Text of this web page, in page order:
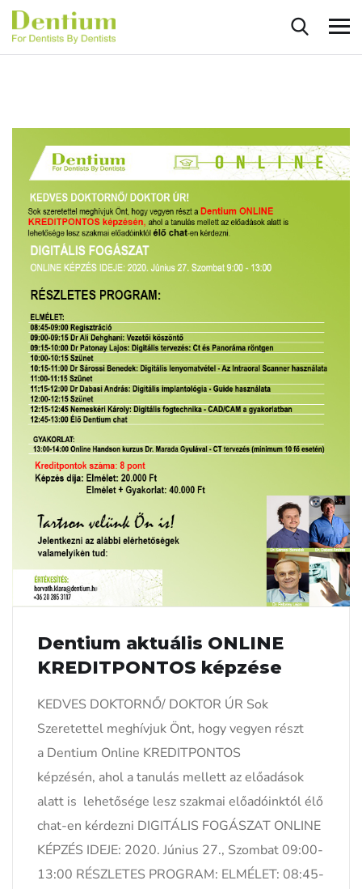
Dentium aktuális ONLINE
KREDITPONTOS képzése
KEDVES DOKTORNŐ/ DOKTOR ÚR Sok
Szeretettel meghívjuk Önt, hogy vegyen részt
a Dentium Online KREDITPONTOS
képzésén, ahol a tanulás mellett az előadások
alatt is lehetősége lesz szakmai előadóinktól élő
chat-en kérdezni DIGITÁLIS FOGÁSZAT ONLINE
KÉPZÉS IDEJE: 2020. Június 27., Szombat 09:00-
13:00 RÉSZLETES PROGRAM: ELMÉLET: 08:45-